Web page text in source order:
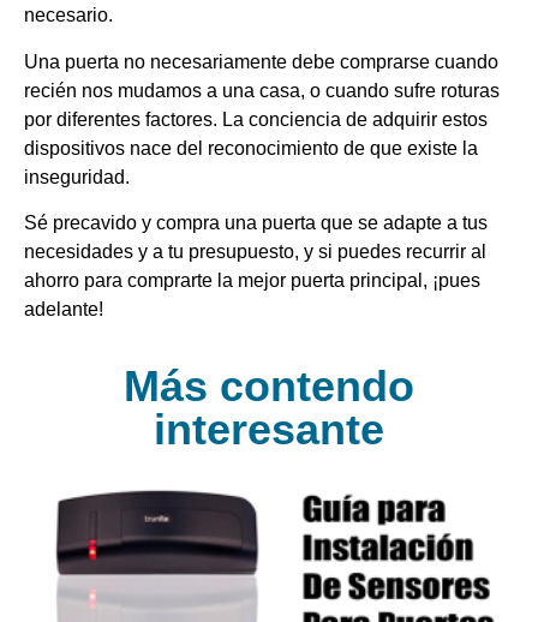
necesario.
Una puerta no necesariamente debe comprarse cuando
recién nos mudamos a una casa, o cuando sufre roturas
por diferentes factores. La conciencia de adquirir estos
dispositivos nace del reconocimiento de que existe la
inseguridad.
Sé precavido y compra una puerta que se adapte a tus
necesidades y a tu presupuesto, y si puedes recurrir al
ahorro para comprarte la mejor puerta principal, ¡pues
adelante!
Más contendo
interesante